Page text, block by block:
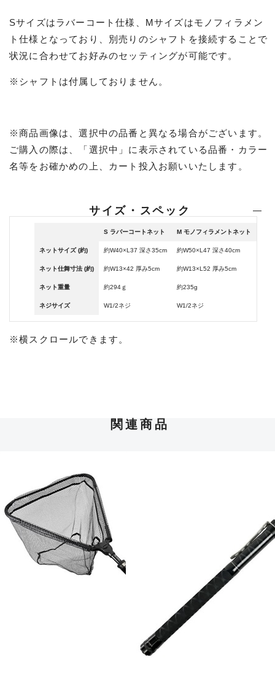
Sサイズはラバーコート仕様、Mサイズはモノフィラメン
ト仕様となっており、別売りのシャフトを接続することで
状況に合わせてお好みのセッティングが可能です。
※シャフトは付属しておりません。
※商品画像は、選択中の品番と異なる場合がございます。
ご購入の際は、「選択中」に表示されている品番・カラー
名等をお確かめの上、カート投入お願いいたします。
サイズ・スペック
S ラバーコートネット M モノフィラメントネット
ネットサイズ (約) 約W40×L37 深さ35cm 約W50×L47 深さ40cm
ネット仕舞寸法 (約) 約W13×42 厚み5cm 約W13×L52 厚み5cm
ネット重量 約294ｇ 約235g
ネジサイズ W1/2ネジ W1/2ネジ
※横スクロールできます。
関連商品